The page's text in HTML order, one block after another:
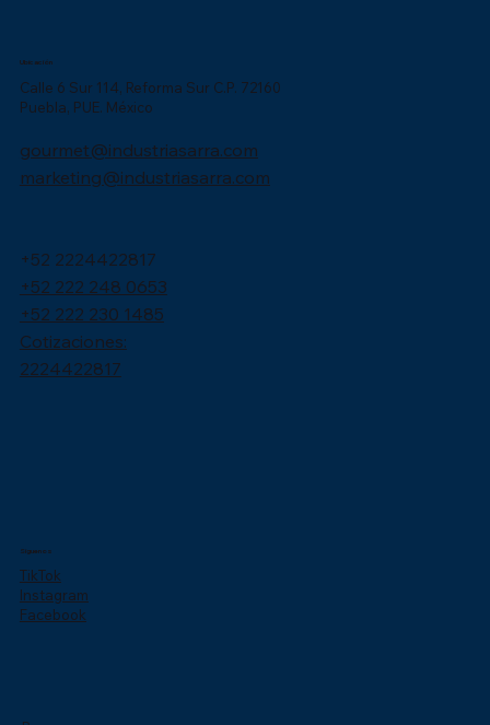
Ubicación
Calle 6 Sur 114, Reforma Sur C.P. 72160
Puebla, PUE. México
gourmet@industriasarra.com
marketing@industriasarra.com
+52 2224422817
+52 222 248 0653
+52 222 230 1485
Cotizaciones:
2224422817
Síguenos
TikTok
Instagram
Facebook